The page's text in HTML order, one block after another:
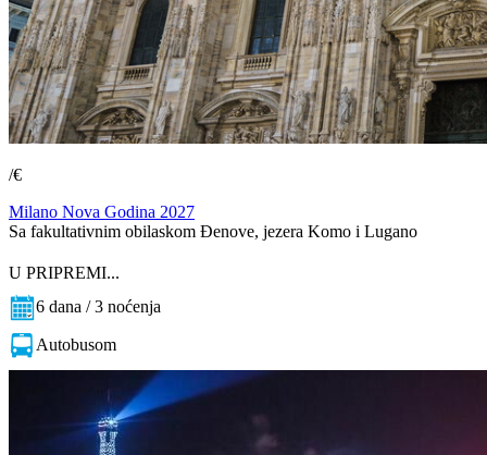
/€
Milano Nova Godina 2027
Sa fakultativnim obilaskom Đenove, jezera Komo i Lugano
U PRIPREMI...
6 dana / 3 noćenja
Autobusom